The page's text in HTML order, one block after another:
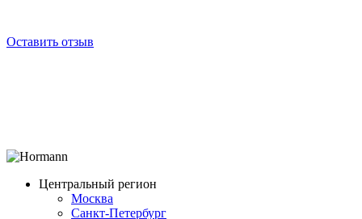
Оставить отзыв
Центральный регион
Москва
Санкт-Петербург